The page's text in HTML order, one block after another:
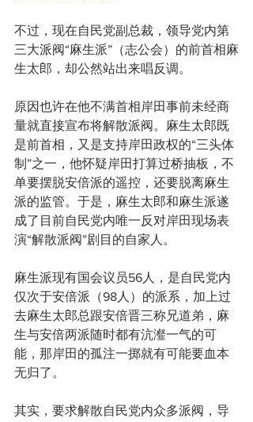
不过，现在自民党副总裁，领导党内第
三大派阀“麻生派”（志公会）的前首相麻
生太郎，却公然站出来唱反调。
原因也许在他不满首相岸田事前未经商
量就直接宣布将解散派阀。麻生太郎既
是前首相，又是支持岸田政权的“三头体
制”之一，他怀疑岸田打算过桥抽板，不
单要摆脱安倍派的遥控，还要脱离麻生
派的监管。于是，麻生太郎和麻生派遂
成了目前自民党内唯一反对岸田现场表
演“解散派阀”剧目的自家人。
麻生派现有国会议员56人，是自民党内
仅次于安倍派（98人）的派系，加上过
去麻生太郎总跟安倍晋三称兄道弟，麻
生与安倍两派随时都有沆瀣一气的可
能，那岸田的孤注一掷就有可能要血本
无归了。
其实，要求解散自民党内众多派阀，导